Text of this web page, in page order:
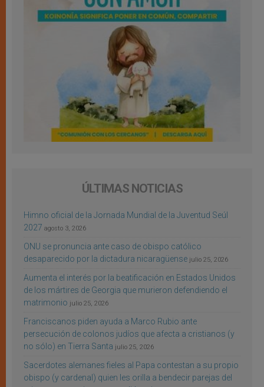
ÚLTIMAS NOTICIAS
Himno oficial de la Jornada Mundial de la Juventud Seúl
2027 agosto 3, 2026
ONU se pronuncia ante caso de obispo católico
desaparecido por la dictadura nicaragüense julio 25, 2026
Aumenta el interés por la beatificación en Estados Unidos
de los mártires de Georgia que murieron defendiendo el
matrimonio julio 25, 2026
Franciscanos piden ayuda a Marco Rubio ante
persecución de colonos judíos que afecta a cristianos (y
no sólo) en Tierra Santa julio 25, 2026
Sacerdotes alemanes fieles al Papa contestan a su propio
obispo (y cardenal) quien les orilla a bendecir parejas del